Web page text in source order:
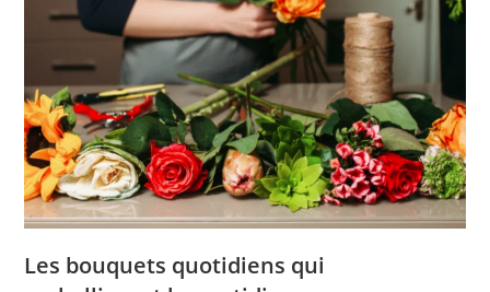
Les bouquets quotidiens qui